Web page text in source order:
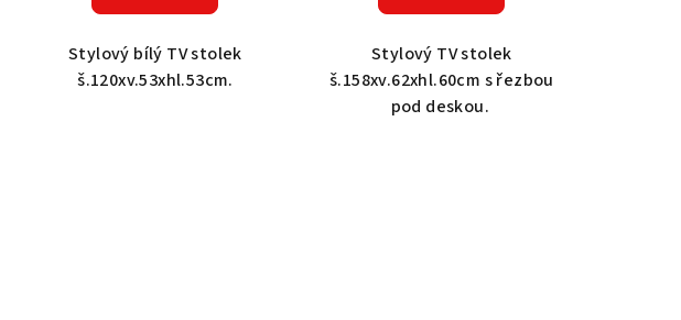
Stylový bílý TV stolek
š.120xv.53xhl.53cm.
Stylový TV stolek
š.158xv.62xhl.60cm s řezbou
pod deskou.